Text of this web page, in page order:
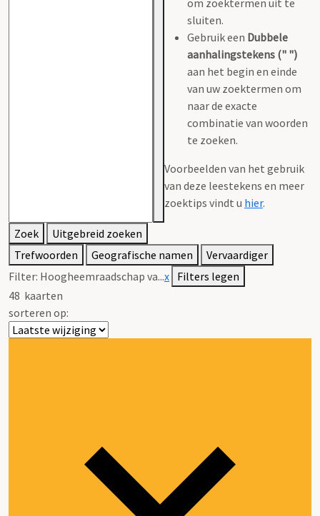
sluiten.
Gebruik een Dubbele
aanhalingstekens (" ")
aan het begin en einde
van uw zoektermen om
naar de exacte
combinatie van woorden
te zoeken.
Voorbeelden van het gebruik
van deze leestekens en meer
zoektips vindt u hier.
Zoek
Uitgebreid zoeken
Trefwoorden
Geografische namen
Vervaardiger
Filter: Hoogheemraadschap va...x Filters legen
48 kaarten
sorteren op: